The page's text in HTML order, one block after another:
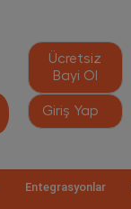
Ücretsiz
Bayi Ol
Giriş Yap
Entegrasyonlar